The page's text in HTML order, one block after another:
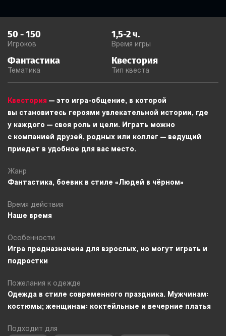
50 -150
Игроков
1,5-2ч.
Время игры
Фантастика
Тематика
Квестория
Тип квеста
Квестория — это игра-общение, в которой
вы становитесь героями увлекательной истории, где
у каждого — своя роль и цели. Играть можно
с компанией друзей, родных или коллег — ведущий
приедет в удобное для вас место.
Жанр
Фантастика, боевик в стиле «Людей в чёрном»
Время действия
Наше время
Особенности
Игра предназначена для взрослых, но могут играть и
подростки
Пожелания к одежде
Одежда в стиле современного праздника. Мужчинам:
костюмы; женщинам: коктейльные и вечерние платья
Подходит для